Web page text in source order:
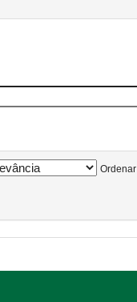
Ordenar